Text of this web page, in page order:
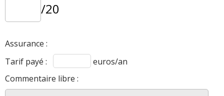
/20
Assurance :
Tarif payé :
euros/an
Commentaire libre :